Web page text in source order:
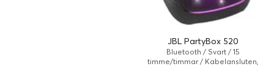
JBL PartyBox 520
Bluetooth / Svart / 15
timme/timmar / Kabelansluten,